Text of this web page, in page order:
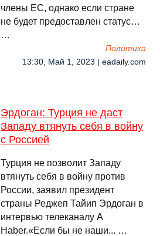
члены ЕС, однако если стране
не будет предоставлен статус…
…
Политика
13:30, Май 1, 2023 | eadaily.com
Эрдоган: Турция не даст
Западу втянуть себя в войну
с Россией
Турция не позволит Западу
втянуть себя в войну против
России, заявил президент
страны Реджеп Тайип Эрдоган в
интервью телеканалу A
Haber.«Если бы не наши... …